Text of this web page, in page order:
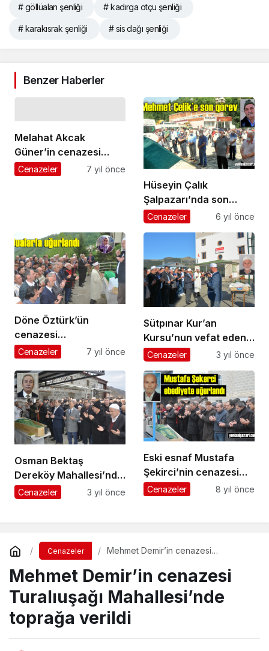
# göllüalan şenliği # kadırga otçu şenliği
# karakısrak şenliği # sis dağı şenliği
Benzer Haberler
Melahat Akcak
Güner’in cenazesi
Şekerpınar’da toprağa
Cenazeler 7 yıl önce
Hüseyin Çalık
Şalpazarı’nda son
yolculuğuna uğurlandı
Cenazeler 6 yıl önce
Döne Öztürk’ün
cenazesi
Fidanbaşı’nda toprağa
Cenazeler 7 yıl önce
Sütpınar Kur’an
Kursu’nun vefat eden
ilk aşçısı Muhammet
uğurlandı
Cenazeler 3 yıl önce
Osman Bektaş
Dereköy Mahallesi’nde
ebediyete uğurlandı
Cenazeler 3 yıl önce
Eski esnaf Mustafa
Şekirci’nin cenazesi
Turalıuşağı
Cenazeler 8 yıl önce
Cenazeler
Mehmet Demir’in cenazesi
verildi
Mehmet Demir’in cenazesi
Turalıuşağı Mahallesi’nde
toprağa verildi